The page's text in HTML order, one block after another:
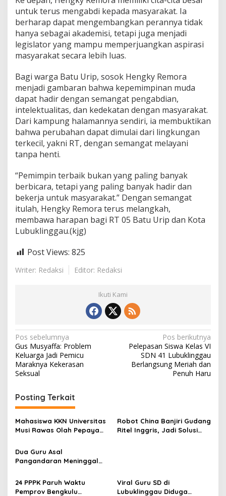
untuk terus mengabdi kepada masyarakat. Ia
berharap dapat mengembangkan perannya tidak
hanya sebagai akademisi, tetapi juga menjadi
legislator yang mampu memperjuangkan aspirasi
masyarakat secara lebih luas.
Bagi warga Batu Urip, sosok Hengky Remora
menjadi gambaran bahwa kepemimpinan muda
dapat hadir dengan semangat pengabdian,
intelektualitas, dan kedekatan dengan masyarakat.
Dari kampung halamannya sendiri, ia membuktikan
bahwa perubahan dapat dimulai dari lingkungan
terkecil, yakni RT, dengan semangat melayani
tanpa henti.
“Pemimpin terbaik bukan yang paling banyak
berbicara, tetapi yang paling banyak hadir dan
bekerja untuk masyarakat.” Dengan semangat
itulah, Hengky Remora terus melangkah,
membawa harapan bagi RT 05 Batu Urip dan Kota
Lubuklinggau.(kjg)
Post Views: 825
Writer: Redaksi Editor: Redaksi
Ikuti Kami
N
a
v
i
g
a
s
i
p
o
s
Pos sebelumnya
Gus Musyaffa: Problem
Keluarga Jadi Pemicu
Maraknya Kekerasan
Seksual
Pos berikutnya
Pelepasan Siswa Kelas VI
SDN 41 Lubuklinggau
Berlangsung Meriah dan
Penuh Haru
Posting Terkait
Mahasiswa KKN Universitas
Musi Rawas Olah Pepaya
Jual Tinggi, Dorong UMKM
Desa Air Satan
Robot China Banjiri Gudang
Ritel Inggris, Jadi Solusi
Dua Guru Asal
Pangandaran Meninggal
Disdikpora Sampaikan
Belasungkawa
24 PPPK Paruh Waktu
Pemprov Bengkulu
Viral Guru SD di
Lubuklinggau Diduga